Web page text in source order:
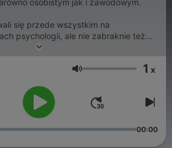
osobistym jak i zawodowym.
się przede wszystkim na
psychologii, ale nie zabraknie też
na wasze pytania.
Volume 1 x
00:00